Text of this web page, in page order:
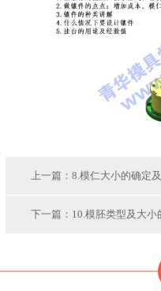
上一篇： 8.模仁大小的确定
下一篇： 10.模胚类型及大小